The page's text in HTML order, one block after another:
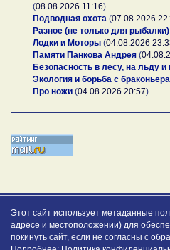
(08.08.2026 11:16)
Подводная охота (07.08.2026
Разное (не только для
Лодки и Моторы (04.08.2026
Памяти Панкова Андрея (
Безопасность в лесу, на льду и
Экология и борьба с
Про ножи (04.08.2026 20:57)
Этот сайт использует метаданные
адресе и местоположении) для
покинуть сайт, если не согласны с